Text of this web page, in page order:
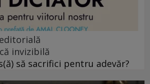
invizibilă
să sacrifici pentru adevăr?